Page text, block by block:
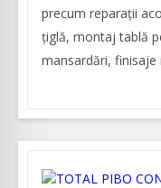
precum reparații
țiglă, montaj tablă
mansardări, finisaje